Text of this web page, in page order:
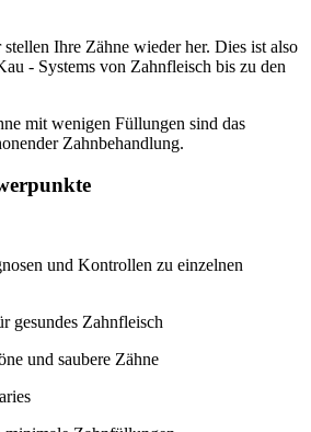
Ihre Zähne wieder her. Dies ist also
- Systems von Zahnfleisch bis zu den
mit wenigen Füllungen sind das
Zahnbehandlung.
und Kontrollen zu einzelnen
gesundes Zahnfleisch
und saubere Zähne